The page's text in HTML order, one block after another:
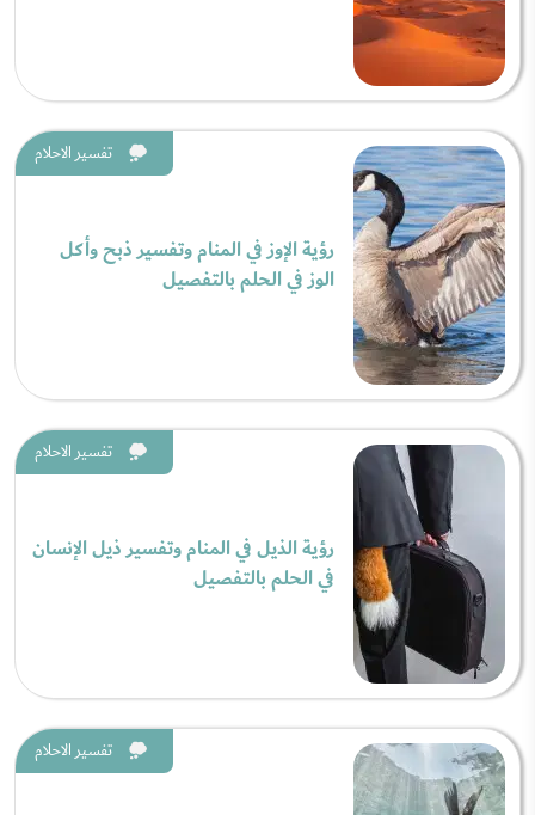
تفسير الاحلام
رؤية الإوز في المنام وتفسير ذبح وأكل
الوز في الحلم بالتفصيل
تفسير الاحلام
رؤية الذيل في المنام وتفسير ذيل الإنسان
في الحلم بالتفصيل
تفسير الاحلام